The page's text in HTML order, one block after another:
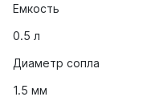
Емкость
0.5 л
Диаметр сопла
1.5 мм